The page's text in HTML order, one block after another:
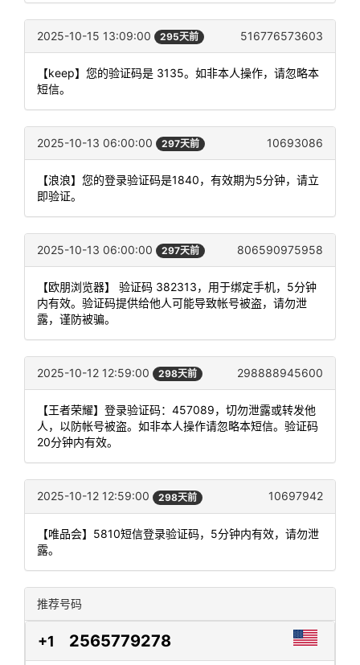
2025-10-15 13:09:00 295天前 516776573603
【keep】您的验证码是 3135。如非本人操作，请忽略本
短信。
2025-10-13 06:00:00 297天前 10693086
【浪浪】您的登录验证码是1840，有效期为5分钟，请立
即验证。
2025-10-13 06:00:00 297天前 806590975958
【欧朋浏览器】 验证码 382313，用于绑定手机，5分钟
内有效。验证码提供给他人可能导致帐号被盗，请勿泄
露，谨防被骗。
2025-10-12 12:59:00 298天前 298888945600
【王者荣耀】登录验证码：457089，切勿泄露或转发他
人，以防帐号被盗。如非本人操作请忽略本短信。验证码
20分钟内有效。
2025-10-12 12:59:00 298天前 10697942
【唯品会】5810短信登录验证码，5分钟内有效，请勿泄
露。
推荐号码
+1 2565779278